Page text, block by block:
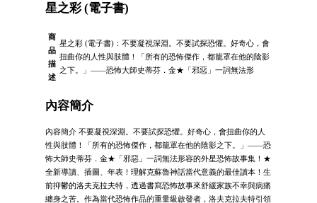
星之彩 (電子書)
商
品
描
述
星之彩 (電子書)：不要凝視深淵。不要試探恐懼。好奇心，會
扭曲你的人性與肢體！「所有的恐怖傑作，都籠罩在他的陰影
之下。」――恐怖大師史蒂芬．金★「邪惡」一詞無法形
內容簡介
內容簡介 不要凝視深淵。不要試探恐懼。好奇心，會扭曲你的人
性與肢體！「所有的恐怖傑作，都籠罩在他的陰影之下。」――恐
怖大師史蒂芬．金★「邪惡」一詞無法形容的外星恐怖故事集！★
全新導讀、插圖、年表！理解克蘇魯神話當代意義的最佳讀本！生
前抑鬱的洛夫克拉夫特，透過書寫恐怖故事來舒緩家族不幸與病痛
纏身之苦。作為當代恐怖作品的重量級啟發者，洛夫克拉夫特引領